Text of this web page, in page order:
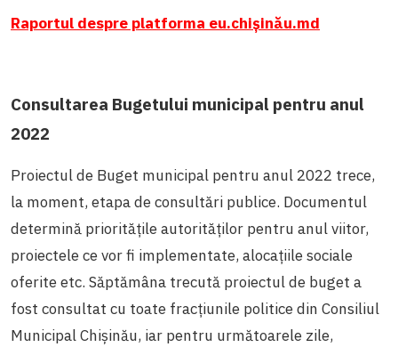
Raportul despre platforma eu.chișinău.md
Consultarea Bugetului municipal pentru anul
2022
Proiectul de Buget municipal pentru anul 2022 trece,
la moment, etapa de consultări publice. Documentul
determină prioritățile autorităților pentru anul viitor,
proiectele ce vor fi implementate, alocațiile sociale
oferite etc. Săptămâna trecută proiectul de buget a
fost consultat cu toate fracțiunile politice din Consiliul
Municipal Chișinău, iar pentru următoarele zile,